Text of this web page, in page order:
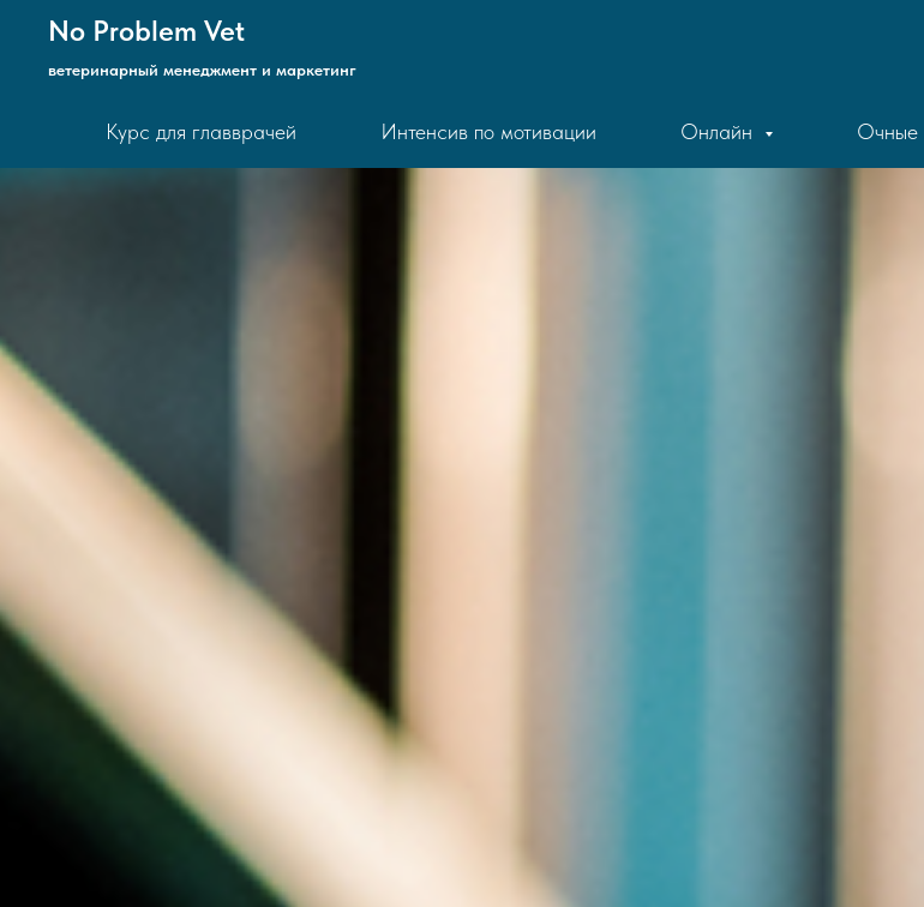
No Problem Vet
ветеринарный менеджмент и маркетинг
Курс для главврачей Интенсив по мотивации Онлайн Очные